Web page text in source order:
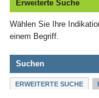
Erweiterte Suche
Wählen Sie Ihre
einem Begriff.
Suchen
ERWEITERTE SUCHE